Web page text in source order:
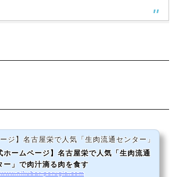
ジ】名古屋栄で人気「生肉流通センター」
ホームページ】名古屋栄で人気「生肉流通
ー」で肉汁滴る肉を食す
perugia.com